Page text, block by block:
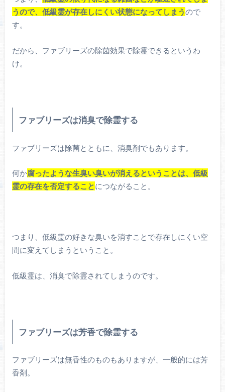
うので、低級霊が存在しにくい状態になってしまうので
す。
だから、ファブリーズの除菌効果で除霊できるというわ
け。
ファブリーズは消臭で除霊する
ファブリーズは除菌とともに、消臭剤でもあります。
何か腐ったような生臭い臭いが消えるということは、低級
霊の存在を否定することにつながること。
つまり、低級霊の好きな臭いを消すことで存在しにくい空
間に変えてしまうということ。
低級霊は、消臭で除霊されてしまうのです。
ファブリーズは芳香で除霊する
ファブリーズは無香性のものもありますが、一般的には芳
香剤。